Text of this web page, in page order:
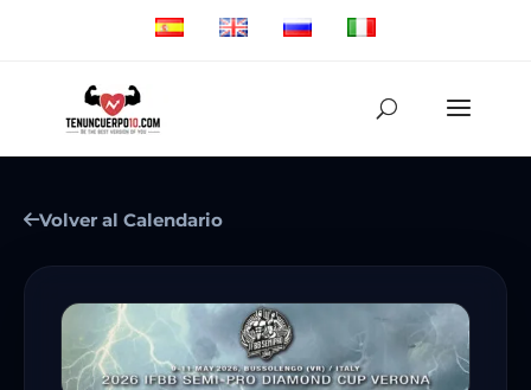
Volver al Calendario